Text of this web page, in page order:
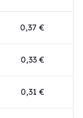
0,37 €
0,33 €
0,31 €